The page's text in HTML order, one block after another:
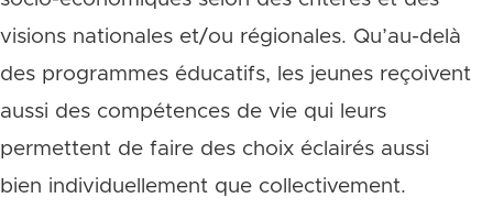
visions nationales et/ou régionales. Qu’au-delà
des programmes éducatifs, les jeunes reçoivent
aussi des compétences de vie qui leurs
permettent de faire des choix éclairés aussi
bien individuellement que collectivement.